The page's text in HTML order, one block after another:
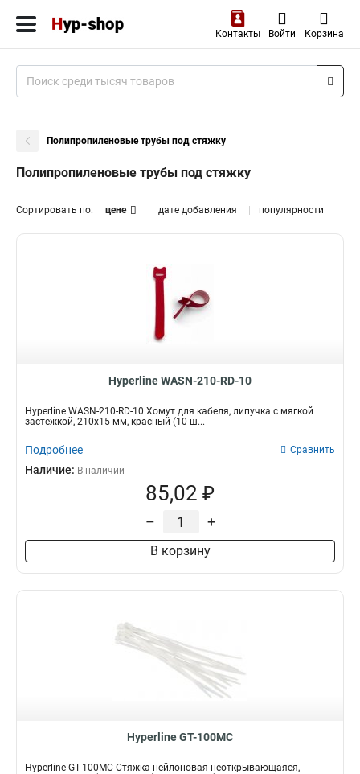
Контакты Войти Корзина
Полипропиленовые трубы под стяжку
Полипропиленовые трубы под стяжку
Сортировать по: цене дате добавления популярности
Hyperline WASN-210-RD-10
Hyperline WASN-210-RD-10 Хомут для кабеля, липучка с мягкой
застежкой, 210x15 мм, красный (10 ш...
Подробнее Сравнить
Наличие: В наличии
85,02 ₽
– +
В корзину
Hyperline GT-100MC
Hyperline GT-100MC Стяжка нейлоновая неоткрывающаяся,